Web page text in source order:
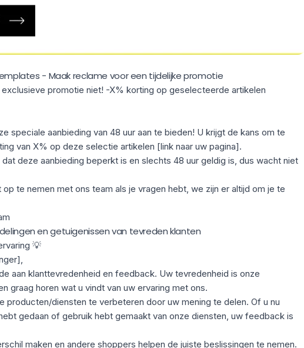
- Maak reclame voor een tijdelijke promotie
exclusieve promotie niet! -X% korting op geselecteerde artikelen
speciale aanbieding van 48 uur aan te bieden! U krijgt de kans om te
van X% op deze selectie artikelen [link naar uw pagina].
deze aanbieding beperkt is en slechts 48 uur geldig is, dus wacht niet
te nemen met ons team als je vragen hebt, we zijn er altijd om je te
en getuigenissen van tevreden klanten
💡
aan klanttevredenheid en feedback. Uw tevredenheid is onze
graag horen wat u vindt van uw ervaring met ons.
producten/diensten te verbeteren door uw mening te delen. Of u nu
gedaan of gebruik hebt gemaakt van onze diensten, uw feedback is
maken en andere shoppers helpen de juiste beslissingen te nemen.